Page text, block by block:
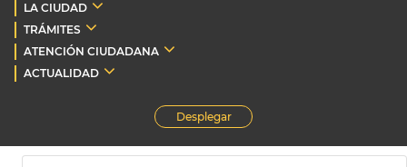
LA CIUDAD
TRÁMITES
ATENCIÓN CIUDADANA
ACTUALIDAD
Desplegar